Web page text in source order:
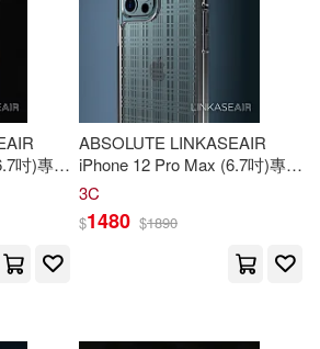
Laffitte(59)
術資格考試命題研
中心(59)
Publications(56)
(390)
(385)
吋)專用
抗菌
ABSOLUTE LINKASEAIR
iPhone 12 Pro Max (6.7吋)專用
電子蝕刻技術防摔抗變色抗菌
Max專用
3C
$1480 $1890